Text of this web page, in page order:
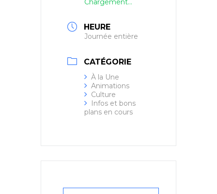
Chargement...
HEURE
Journée entière
CATÉGORIE
À la Une
Animations
Culture
Infos et bons
plans en cours